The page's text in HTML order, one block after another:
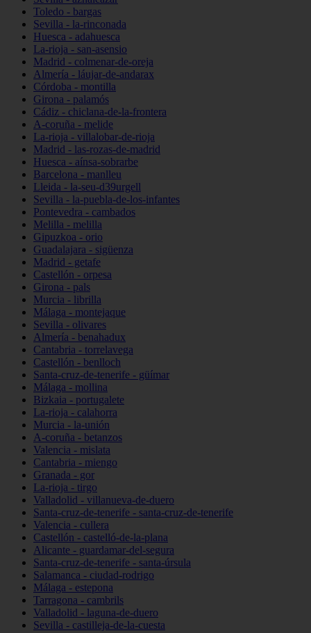
Toledo - bargas
Sevilla - la-rinconada
Huesca - adahuesca
La-rioja - san-asensio
Madrid - colmenar-de-oreja
Almería - láujar-de-andarax
Córdoba - montilla
Girona - palamós
Cádiz - chiclana-de-la-frontera
A-coruña - melide
La-rioja - villalobar-de-rioja
Madrid - las-rozas-de-madrid
Huesca - aínsa-sobrarbe
Barcelona - manlleu
Lleida - la-seu-d39urgell
Sevilla - la-puebla-de-los-infantes
Pontevedra - cambados
Melilla - melilla
Gipuzkoa - orio
Guadalajara - sigüenza
Madrid - getafe
Castellón - orpesa
Girona - pals
Murcia - librilla
Málaga - montejaque
Sevilla - olivares
Almería - benahadux
Cantabria - torrelavega
Castellón - benlloch
Santa-cruz-de-tenerife - güímar
Málaga - mollina
Bizkaia - portugalete
La-rioja - calahorra
Murcia - la-unión
A-coruña - betanzos
Valencia - mislata
Cantabria - miengo
Granada - gor
La-rioja - tirgo
Valladolid - villanueva-de-duero
Santa-cruz-de-tenerife - santa-cruz-de-tenerife
Valencia - cullera
Castellón - castelló-de-la-plana
Alicante - guardamar-del-segura
Santa-cruz-de-tenerife - santa-úrsula
Salamanca - ciudad-rodrigo
Málaga - estepona
Tarragona - cambrils
Valladolid - laguna-de-duero
Sevilla - castilleja-de-la-cuesta